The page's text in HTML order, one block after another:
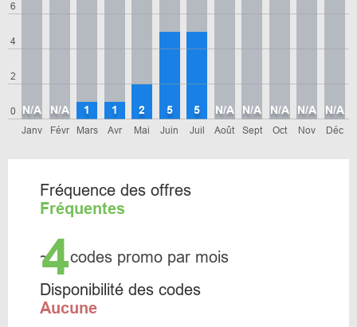
0
2
4
6
Janv
N/A
Févr
N/A
Mars
1
Avr
1
Mai
2
Juin
5
Juil
5
Août
N/A
Sept
N/A
Oct
N/A
Nov
N/A
Déc
N/A
Fréquence des offres
Fréquentes
~
4codes promo par mois
Disponibilité des codes
Aucune